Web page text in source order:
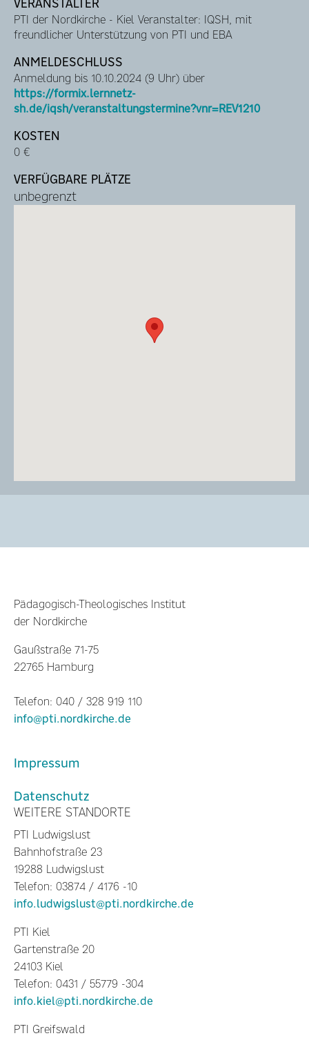
VERANSTALTER
PTI der Nordkirche - Kiel Veranstalter: IQSH, mit
freundlicher Unterstützung von PTI und EBA
ANMELDESCHLUSS
Anmeldung bis 10.10.2024 (9 Uhr) über
https://formix.lernnetz-
sh.de/iqsh/veranstaltungstermine?vnr=REV1210
KOSTEN
0 €
VERFÜGBARE PLÄTZE
unbegrenzt
Pädagogisch-Theologisches Institut
der Nordkirche
Gaußstraße 71-75
22765 Hamburg
Telefon: 040 / 328 919 110
info@pti.nordkirche.de
Impressum
Datenschutz
WEITERE STANDORTE
PTI Ludwigslust
Bahnhofstraße 23
19288 Ludwigslust
Telefon: 03874 / 4176 -10
info.ludwigslust@pti.nordkirche.de
PTI Kiel
Gartenstraße 20
24103 Kiel
Telefon: 0431 / 55779 -304
info.kiel@pti.nordkirche.de
PTI Greifswald